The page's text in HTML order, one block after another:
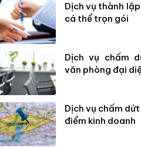
Dịch vụ thành
cá thể trọn gói
Dịch vụ chấm
văn phòng đại
Dịch vụ chấm
điểm kinh doanh